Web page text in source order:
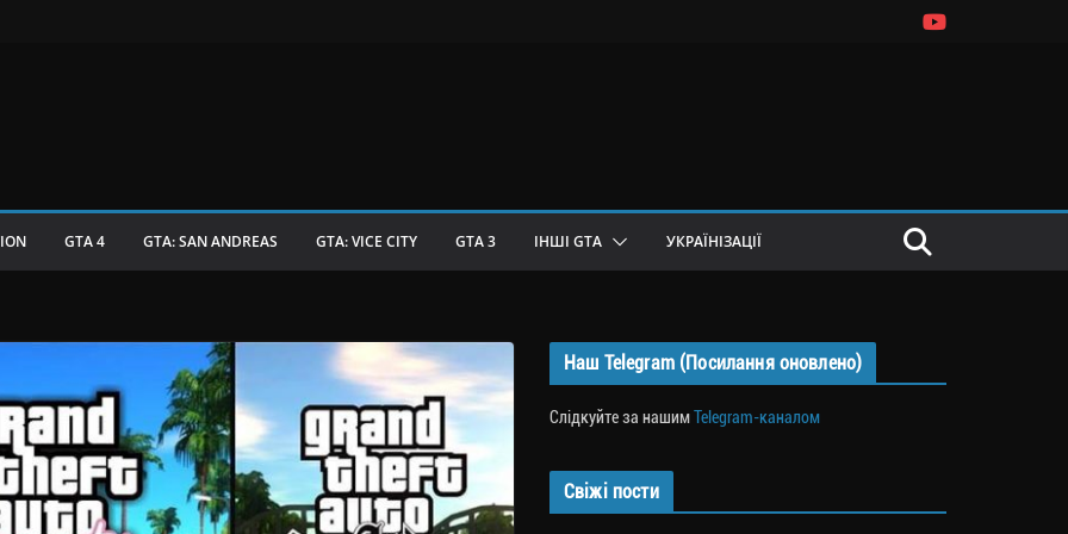
GTA 4 GTA: SAN ANDREAS GTA: VICE CITY GTA 3 ІНШІ GTA УКРАЇНІЗАЦІЇ
Наш Telegram (Посилання оновлено)
Слідкуйте за нашимTelegram-каналом
Свіжі пости